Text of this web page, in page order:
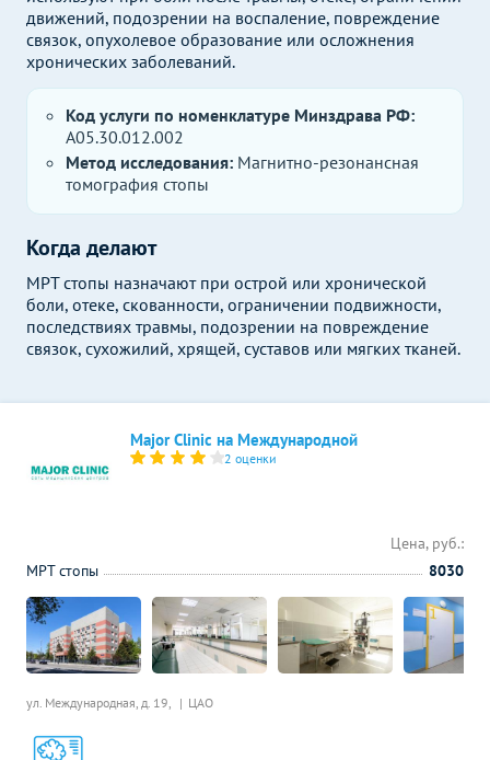
движений, подозрении на воспаление, повреждение
связок, опухолевое образование или осложнения
хронических заболеваний.
Код услуги по номенклатуре Минздрава РФ:
A05.30.012.002
Метод исследования: Магнитно-резонансная
томография стопы
Когда делают
МРТ стопы назначают при острой или хронической
боли, отеке, скованности, ограничении подвижности,
последствиях травмы, подозрении на повреждение
связок, сухожилий, хрящей, суставов или мягких тканей.
Major Clinic на Международной
2 оценки
ул. Международная, д. 19, ЦАО
Цена, руб.:
МРТ стопы
8030